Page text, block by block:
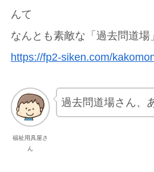
んて
なんとも素敵な「過去問道場
https://fp2-siken.com/
福祉用具屋さ
ん
過去問道場さん、